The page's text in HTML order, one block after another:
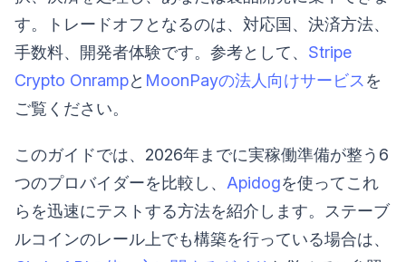
す。トレードオフとなるのは、対応国、決済方法、
手数料、開発者体験です。参考として、 Stripe
Crypto Onrampと MoonPayの法人向けサービス を
ご覧ください。
このガイドでは、2026年までに実稼働準備が整う6
つのプロバイダーを比較し、 Apidogを使ってこれ
らを迅速にテストする方法を紹介します。ステーブ
ルコインのレール上でも構築を行っている場合は、